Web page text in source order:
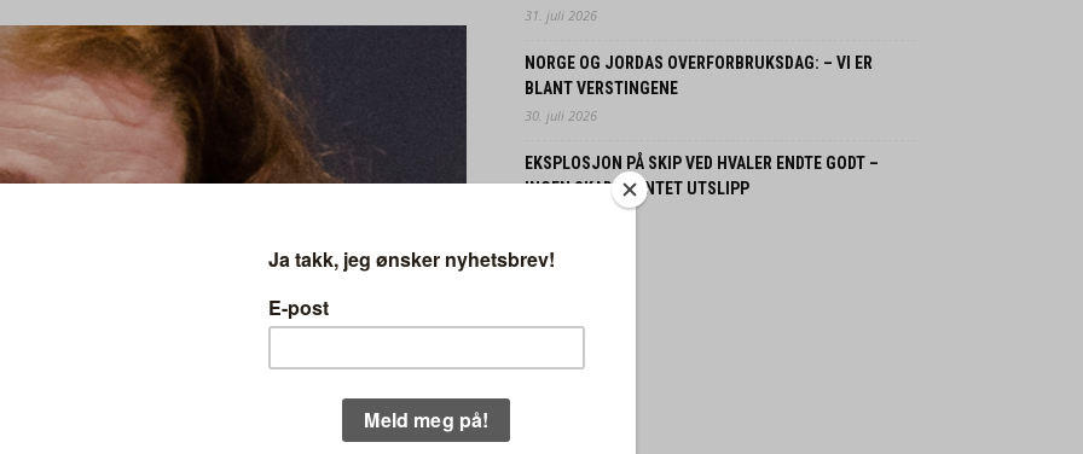
31. juli 2026
NORGE OG JORDAS OVERFORBRUKSDAG: – VI ER
BLANT VERSTINGENE
30. juli 2026
EKSPLOSJON PÅ SKIP VED HVALER ENDTE GODT –
INGEN SKADDE, INTET UTSLIPP